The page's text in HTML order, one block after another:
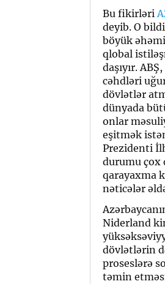
Bu fikirləri
deyib. O
böyük
qlobal
daşıyır.
cəhdləri
dövlətlər
dünyada
onlar
eşitmək
Prezidenti
durumu çox
qarayaxma
nəticələr
Niderland
dövlətlərin
proseslərə
təmin